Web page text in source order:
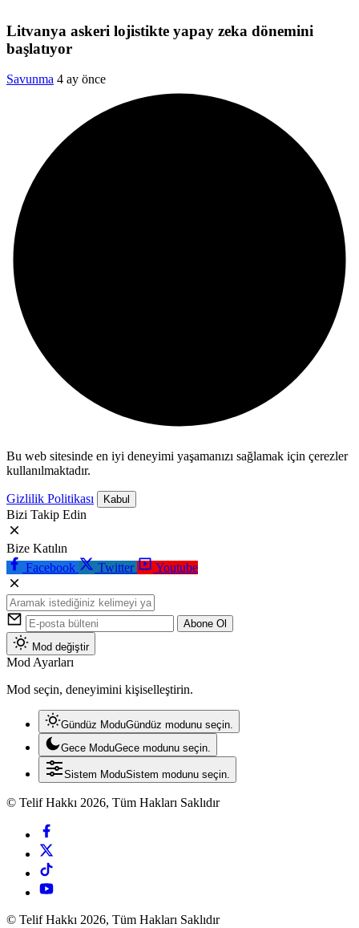
Litvanya askeri lojistikte yapay zeka dönemini
başlatıyor
Savunma 4 ay önce
Bu web sitesinde en iyi deneyimi yaşamanızı sağlamak için çerezler
kullanılmaktadır.
Gizlilik Politikası Kabul
Bizi Takip Edin
Bize Katılın
Facebook
Twitter Youtube
Abone Ol
Mod değiştir
Mod Ayarları
Mod seçin, deneyimini kişiselleştirin.
Gündüz ModuGündüz modunu seçin.
Gece ModuGece modunu seçin.
Sistem ModuSistem modunu seçin.
© Telif Hakkı 2026, Tüm Hakları Saklıdır
© Telif Hakkı 2026, Tüm Hakları Saklıdır